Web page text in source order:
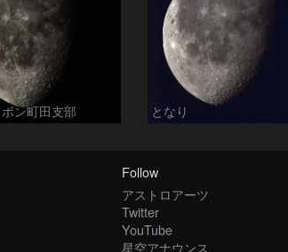
ン町田支部 となり
Follow
アストロアーツ
Twitter
YouTube
星空アナウンス